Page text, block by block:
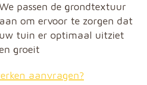
passen de grondtextuur
aan om ervoor te zorgen dat
uw tuin er optimaal uitziet
groeit
aanvragen?